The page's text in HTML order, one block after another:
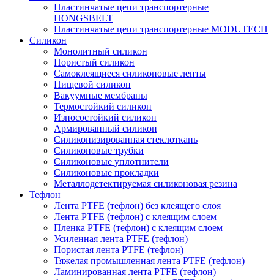
Пластинчатые цепи транспортерные
HONGSBELT
Пластинчатые цепи транспортерные MODUTECH
Силикон
Монолитный силикон
Пористый силикон
Самоклеящиеся силиконовые ленты
Пищевой силикон
Вакуумные мембраны
Термостойкий силикон
Износостойкий силикон
Армированный силикон
Силиконизированная стеклоткань
Силиконовые трубки
Силиконовые уплотнители
Силиконовые прокладки
Металлодетектируемая силиконовая резина
Тефлон
Лента PTFE (тефлон) без клеящего слоя
Лента PTFE (тефлон) с клеящим слоем
Пленка PTFE (тефлон) с клеящим слоем
Усиленная лента PTFE (тефлон)
Пористая лента PTFE (тефлон)
Тяжелая промышленная лента PTFE (тефлон)
Ламинированная лента PTFE (тефлон)